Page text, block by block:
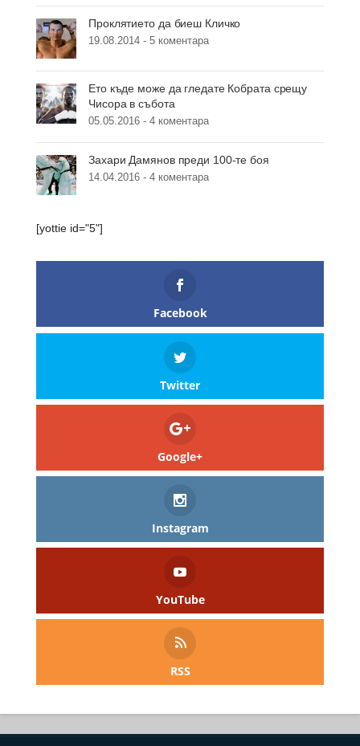
Проклятието да биеш Кличко
19.08.2014 - 5 коментара
Ето къде може да гледате Кобрата срещу
Чисора в събота
05.05.2016 - 4 коментара
Захари Дамянов преди 100-те боя
14.04.2016 - 4 коментара
[yottie id="5"]
Facebook
Twitter
Google+
Instagram
YouTube
RSS